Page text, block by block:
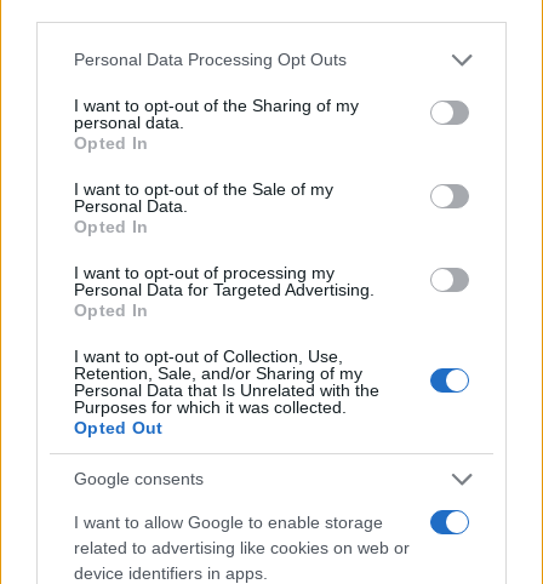
Please note that this website/app uses one or more Google
not limited to your visit or usage behaviour. You may click to
grant or deny consent to Google and its third-party tags to
use your data for below specified purposes in below Google
consent section.
Personal Data Processing Opt Outs
I want to opt-out of the Sharing of my
personal data.
Opted In
I want to opt-out of the Sale of my
Personal Data.
Opted In
I want to opt-out of processing my
Personal Data for Targeted Advertising.
Opted In
I want to opt-out of Collection, Use,
Retention, Sale, and/or Sharing of my
Personal Data that Is Unrelated with the
Purposes for which it was collected.
Opted Out
Google consents
I want to allow Google to enable storage
related to advertising like cookies on web or
device identifiers in apps.
Continua a leggere